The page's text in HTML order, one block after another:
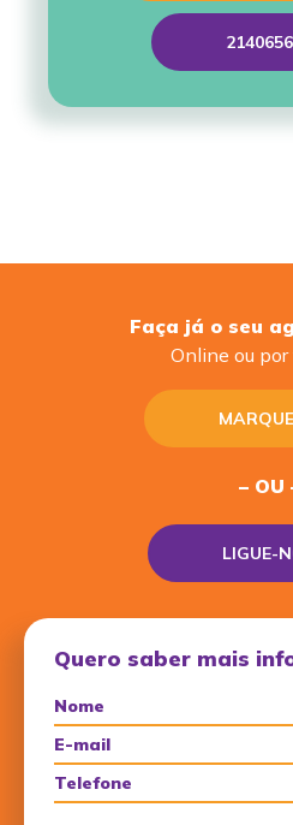
Faça já o seu
Online ou
– OU
LIGUE-
Quero saber mais